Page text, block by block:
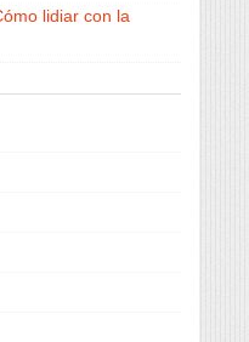
lidiar con la